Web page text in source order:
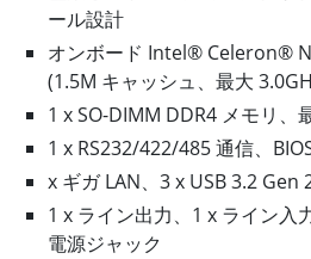
ール設計
オンボード Intel® Celeron®
(1.5M キャッシュ、最大
1 x SO-DIMM DDR4 メモリ、
1 x RS232/422/485 通信、
x ギガ LAN、3 x USB 3.2 Gen
1 x ライン出力、1 x ライン入
電源ジャック